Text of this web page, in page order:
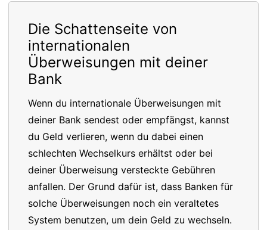
Die Schattenseite von
internationalen
Überweisungen mit deiner
Bank
Wenn du internationale Überweisungen mit
deiner Bank sendest oder empfängst, kannst
du Geld verlieren, wenn du dabei einen
schlechten Wechselkurs erhältst oder bei
deiner Überweisung versteckte Gebühren
anfallen. Der Grund dafür ist, dass Banken für
solche Überweisungen noch ein veraltetes
System benutzen, um dein Geld zu wechseln.